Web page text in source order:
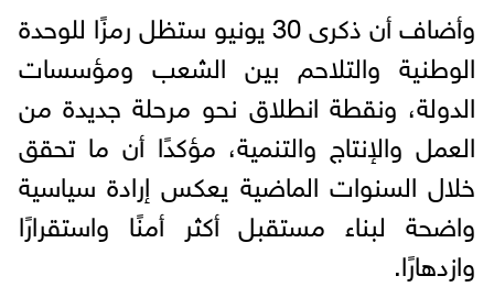
وأضاف أن ذكرى 30 يونيو ستظل رمزًا للوحدة
الوطنية والتلاحم بين الشعب ومؤسسات
الدولة، ونقطة انطلاق نحو مرحلة جديدة من
العمل والإنتاج والتنمية، مؤكدًا أن ما تحقق
خلال السنوات الماضية يعكس إرادة سياسية
واضحة لبناء مستقبل أكثر أمنًا واستقرارًا
وازدهارًا.